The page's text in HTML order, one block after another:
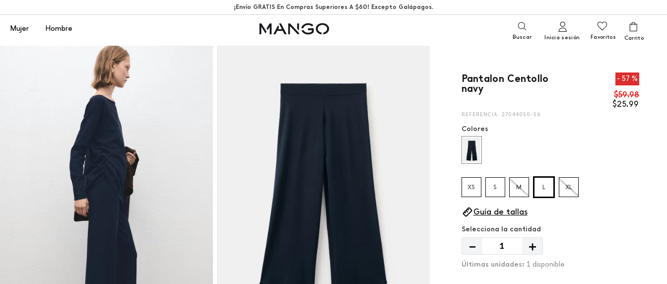
¡Envío GRATIS En Compras Superiores A $60! Excepto Galápagos.
Menú
Mujer Hombre
Buscar Inicia sesión Favoritos
Pantalon Centollo
navy
57 %
$59,98
$25,99
REFERENCIA : 27044050-56
Colores
XS S M L XL
Guía de tallas
＋
－
1 disponible